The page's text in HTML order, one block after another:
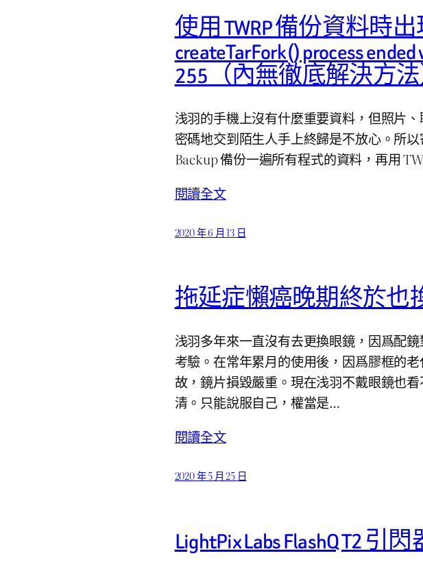
使用 TWRP 備份資料時
createTarFork() process ended
255（內無徹底解決方法
浅羽的手機上沒有什麼重要資料，但照片
密碼地交到陌生人手上終歸是不放心。所
Backup 備份一遍所有程式的資料，再用
閱讀全文
2020 年 6 月 13 日
拖延症懶癌晚期終於也
浅羽多年來一直沒有去更換眼鏡，因爲配
考驗。在常年累月的使用後，因爲膠框的
故，鏡片損毀嚴重。現在浅羽不戴眼鏡也
清。只能說服自己，權當是…
閱讀全文
2020 年 5 月 25 日
LightPix Labs FlashQ T2 引